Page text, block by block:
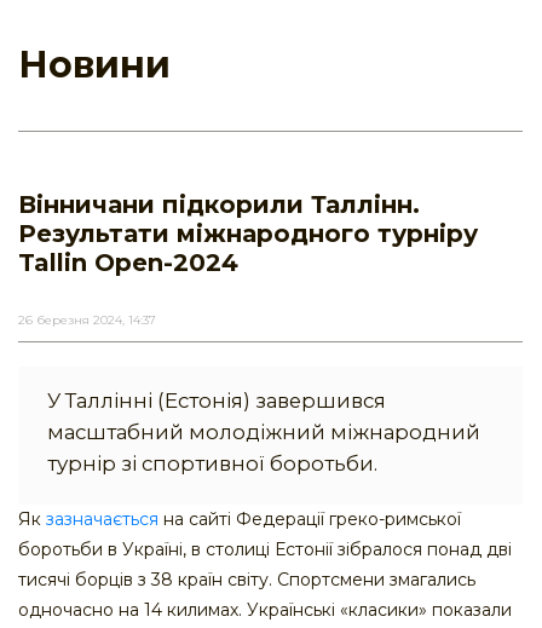
Новини
Вінничани підкорили Таллінн.
Результати міжнародного турніру
Tallin Open-2024
26 березня 2024, 14:37
У Таллінні (Естонія) завершився
масштабний молодіжний міжнародний
турнір зі спортивної боротьби.
Як зазначається на сайті Федерації греко-римської
боротьби в Україні, в столиці Естонії зібралося понад дві
тисячі борців з 38 країн світу. Спортсмени змагались
одночасно на 14 килимах. Українські «класики» показали